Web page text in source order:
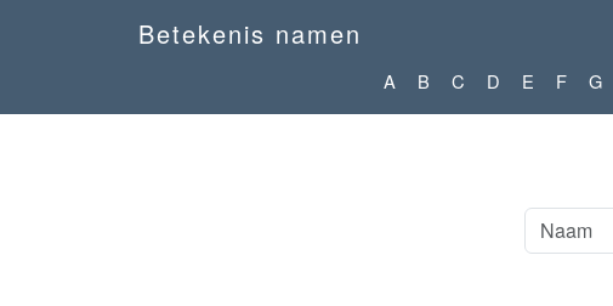
Betekenis namen
A B C D E F G